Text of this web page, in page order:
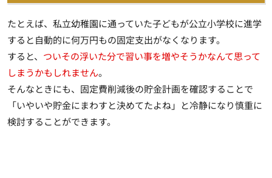
たとえば、私立幼稚園に通っていた子どもが公立小学校に進学
すると自動的に何万円もの固定支出がなくなります。
すると、 ついその浮いた分で習い事を増やそうかなんて思って
しまうかもしれません。
そんなときにも、 固定費削減後の貯金計画を確認することで
「いやいや貯金にまわすと決めてたよね」と冷静になり慎重に
検討することができます。